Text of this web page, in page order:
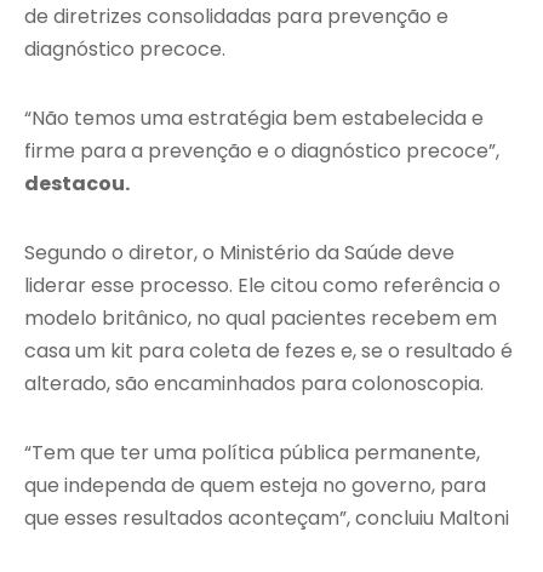
de diretrizes consolidadas para prevenção e
diagnóstico precoce.
“Não temos uma estratégia bem estabelecida e
firme para a prevenção e o diagnóstico precoce”,
destacou.
Segundo o diretor, o Ministério da Saúde deve
liderar esse processo. Ele citou como referência o
modelo britânico, no qual pacientes recebem em
casa um kit para coleta de fezes e, se o resultado é
alterado, são encaminhados para colonoscopia.
“Tem que ter uma política pública permanente,
que independa de quem esteja no governo, para
que esses resultados aconteçam”, concluiu Maltoni